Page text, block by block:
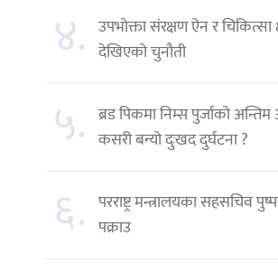
४. उपभोक्ता संरक्षण ऐन र चिकित्सा
देखिएको चुनौती
५. ब्रड पिकमा निम्स पुर्जाको
कसरी बन्यो दुःखद दुर्घटना ?
६. परराष्ट्र मन्त्रालयका सहसचिव
पक्राउ